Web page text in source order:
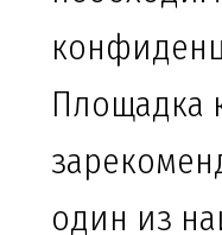
Площадка
один из